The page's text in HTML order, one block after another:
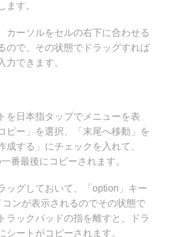
ます。
カーソルをセルの右下に合わせる
ので、その状態でドラッグすれば
力できます。
を日本指タップでメニューを表
ピー」を選択、「末尾へ移動」を
成する」にチェックを入れて、
番最後にコピーされます。
ッグしておいて、「option」キー
ンが表示されるのでその状態で
ラックパッドの指を離すと、ドラ
シートがコピーされます。